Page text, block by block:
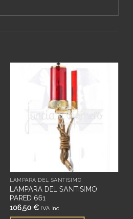
LÁMPARA DEL SANTÍSIMO
LAMPARA DEL SANTISIMO
PARED 661
106,50€ IVA Inc.